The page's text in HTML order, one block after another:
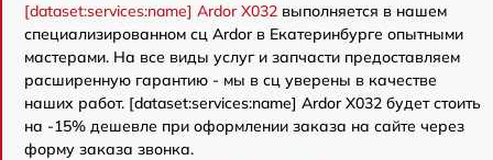
[dataset:services:name] Ardor X032 выполняется в нашем
специализированном сц Ardor в Екатеринбурге опытными
мастерами. На все виды услуг и запчасти предоставляем
расширенную гарантию - мы в сц уверены в качестве
наших работ. [dataset:services:name] Ardor X032 будет стоить
на -15% дешевле при оформлении заказа на сайте через
форму заказа звонка.